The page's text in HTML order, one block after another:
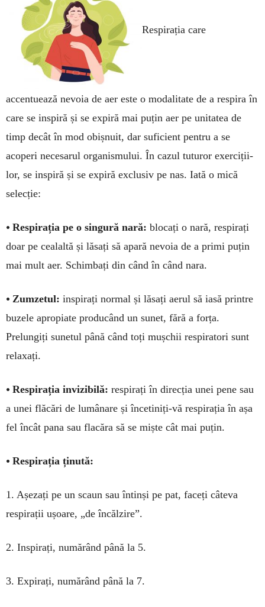
Respirația care
accentuează nevoia de aer este o modalitate de a respira în
care se inspiră și se ex­piră mai puțin aer pe unitatea de
timp decât în mod obișnuit, dar suficient pen­tru a se
acoperi necesarul organis­mului. În cazul tuturor exerci­ții­
lor, se inspiră și se expiră exclusiv pe nas. Iată o mică
selecție:
• Respirația pe o sin­gură nară: blocați o nară, res­pirați
doar pe cealaltă și lăsați să apară nevoia de a primi pu­țin
mai mult aer. Schimbați din când în când nara.
• Zumzetul: inspirați normal și lăsați aerul să iasă printre
buzele apropiate producând un sunet, fără a forța.
Prelungiți sunetul până când toți mușchii respiratori sunt
relaxați.
• Respirația invizibilă: respirați în direcția unei pene sau
a unei flăcări de lumânare și înce­tiniți-vă respirația în așa
fel încât pana sau flacăra să se miște cât mai puțin.
• Respirația ținută:
1. Așezați pe un scaun sau întinși pe pat, faceți câteva
respirații ușoare, „de încălzire”.
2. Inspirați, numărând până la 5.
3. Expirați, numărând până la 7.